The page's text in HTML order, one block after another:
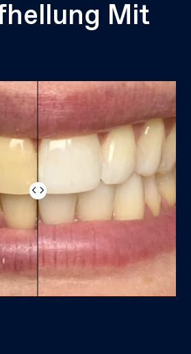
Mit